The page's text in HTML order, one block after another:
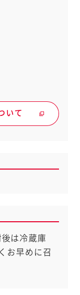
いて
は冷蔵庫
お早めに召